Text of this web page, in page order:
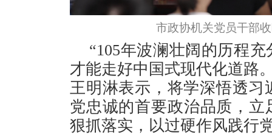
市政协机关党员干部
“105年波澜壮阔的历程
才能走好中国式现代化道路
王明淋表示，将学深悟透
党忠诚的首要政治品质，
狠抓落实，以过硬作风践行